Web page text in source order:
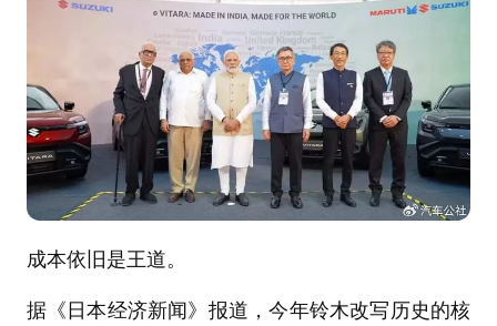
成本依旧是王道。
据《日本经济新闻》报道，今年铃木改写历史的核